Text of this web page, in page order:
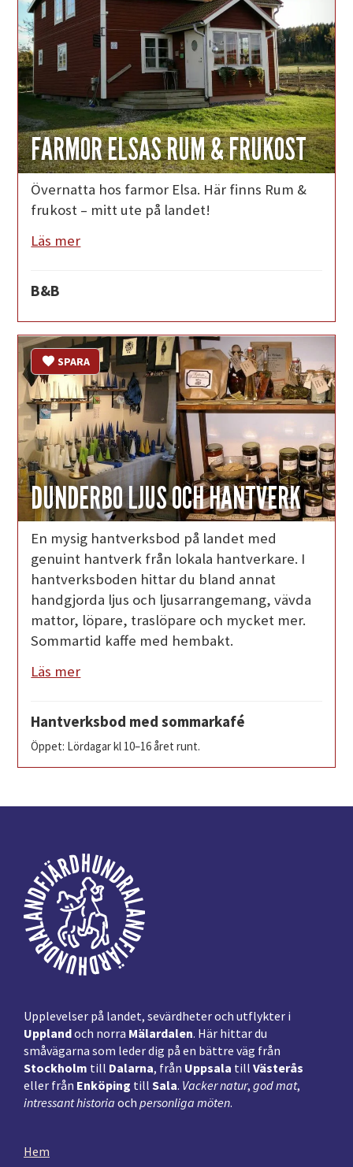
FARMOR ELSAS RUM & FRUKOST
Övernatta hos farmor Elsa. Här finns Rum &
frukost – mitt ute på landet!
Läs mer
B&B
DUNDERBO LJUS OCH HANTVERK
SPARA
En mysig hantverksbod på landet med
genuint hantverk från lokala hantverkare. I
hantverksboden hittar du bland annat
handgjorda ljus och ljusarrangemang, vävda
mattor, löpare, traslöpare och mycket mer.
Sommartid kaffe med hembakt.
Läs mer
Hantverksbod med sommarkafé
Öppet: Lördagar kl 10–16 året runt.
Footer
Upplevelser på landet, sevärdheter och utflykter i
Upplandoch norra Mälardalen. Här hittar du
småvägarna som leder dig på en bättre väg från
Stockholm till Dalarna, från Uppsala till Västerås
eller från Enköping till Sala. Vacker natur, god mat,
intressant historia och personliga möten.
Hem